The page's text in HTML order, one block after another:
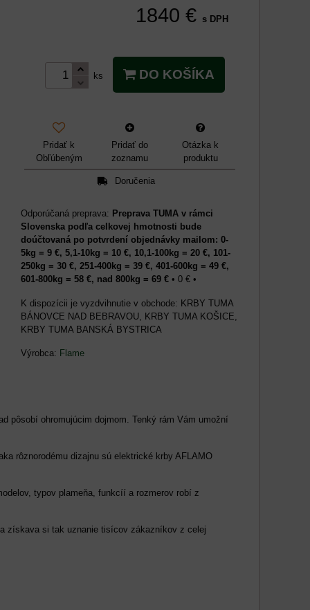
1840 € s DPH
ks DO KOŠÍKA
Pridať k
Obľúbeným
Pridať do
zoznamu
Otázka k
produktu
Doručenia
Preprava TUMA v rámci
Slovenska podľa celkovej hmotnosti bude
doúčtovaná po potvrdení objednávky mailom: 0-
5kg = 9 €, 5,1-10kg = 10 €, 10,1-100kg = 20 €, 101-
250kg = 30 €, 251-400kg = 39 €, 401-600kg = 49 €,
601-800kg = 58 €, nad 800kg = 69 € • 0 € •
KRBY TUMA
BÁNOVCE NAD BEBRAVOU, KRBY TUMA KOŠICE,
KRBY TUMA BANSKÁ BYSTRICA
Výrobca: Flame
pôsobí ohromujúcim dojmom. Tenký rám Vám umožní
rôznorodému dizajnu sú elektrické krby AFLAMO
typov plameňa, funkcíí a rozmerov robí z
získava si tak uznanie tisícov zákazníkov z celej